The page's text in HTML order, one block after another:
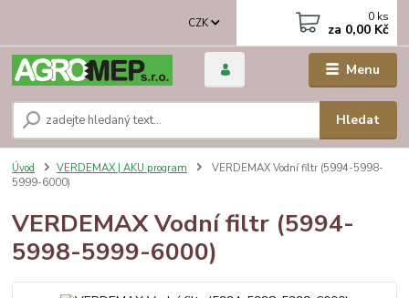
Menu
CZK
Hledat
0 ks
za 0,00 Kč
Úvod VERDEMAX | AKU program
VERDEMAX Vodní filtr (5994-5998-
5999-6000)
VERDEMAX Vodní filtr (5994-
5998-5999-6000)